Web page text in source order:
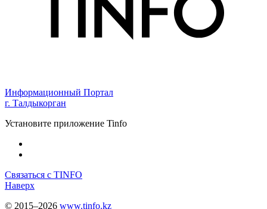
Информационный Портал
г. Талдыкорган
Установите приложение Tinfo
Связаться с TINFO
Наверх
© 2015–2026 www.tinfo.kz